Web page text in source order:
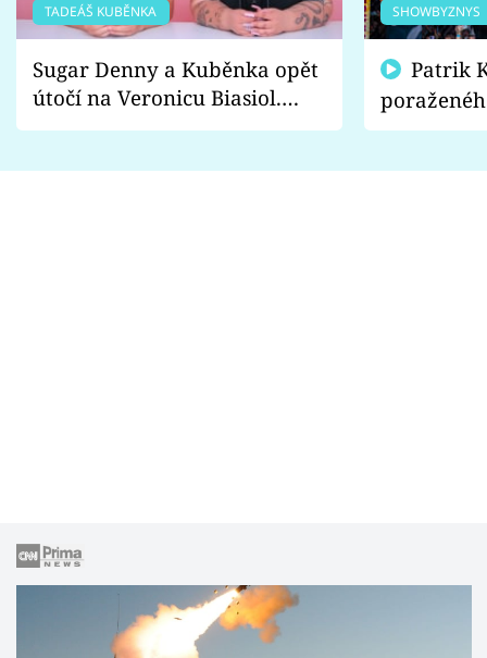
TADEÁŠ KUBĚNKA
Sugar Denny a Kuběnka opět
útočí na Veronicu Biasiol.
Proč je podle nich falešná a
SHOWBYZNYS
fanoušci